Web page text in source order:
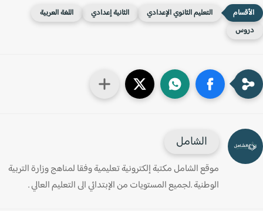
التعليم الثانوي الإعدادي الثانية إعدادي
اللغة العربية
الشامل
موقع الشامل مكتبة إلكترونية تعليمية وفقا لمناهج وزارة التربية
الوطنية .لجميع المستويات من الإبتدائي الى التعليم العالي .